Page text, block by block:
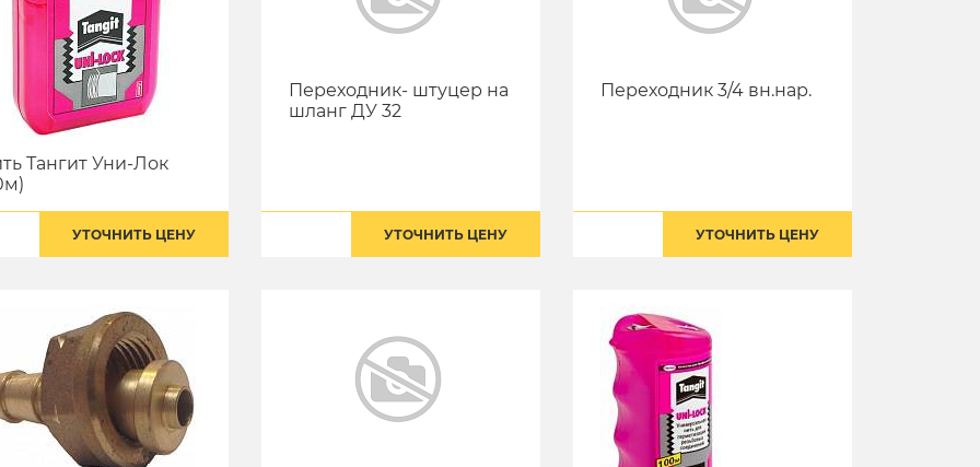
Тангит Уни-Лок
УТОЧНИТЬ ЦЕНУ
Переходник- штуцер на
шланг ДУ 32
УТОЧНИТЬ ЦЕНУ
Переходник 3/4 вн.нар.
УТОЧНИТЬ ЦЕНУ